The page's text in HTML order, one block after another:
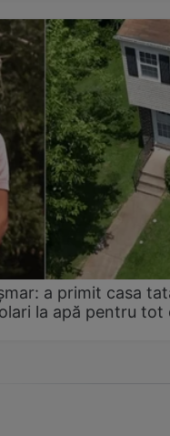
a primit casa
la apă pentru tot